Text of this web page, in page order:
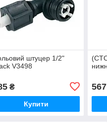
штуцер 1/2"
V3498
₴
Купити
567